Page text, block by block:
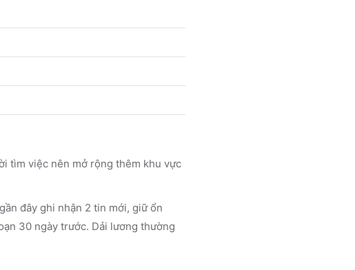
tìm việc nên mở rộng thêm khu vực
đây ghi nhận 2 tin mới, giữ ổn
30 ngày trước. Dải lương thường